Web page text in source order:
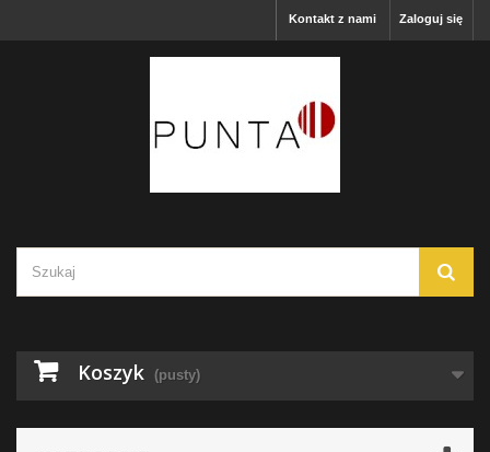
Zaloguj się
Kontakt z nami
Koszyk (pusty)